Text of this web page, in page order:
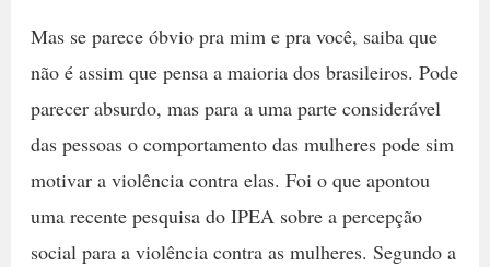
Mas se parece óbvio pra mim e pra você, saiba que
não é assim que pensa a maioria dos brasileiros. Pode
parecer absurdo, mas para a uma parte considerável
das pessoas o comportamento das mulheres pode sim
motivar a violência contra elas. Foi o que apontou
uma recente pesquisa do IPEA sobre a percepção
social para a violência contra as mulheres. Segundo a